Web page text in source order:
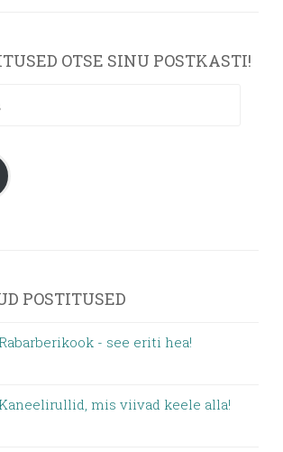
OTSE SINU POSTKASTI!
POSTITUSED
Rabarberikook - see eriti hea!
Kaneelirullid, mis viivad keele alla!